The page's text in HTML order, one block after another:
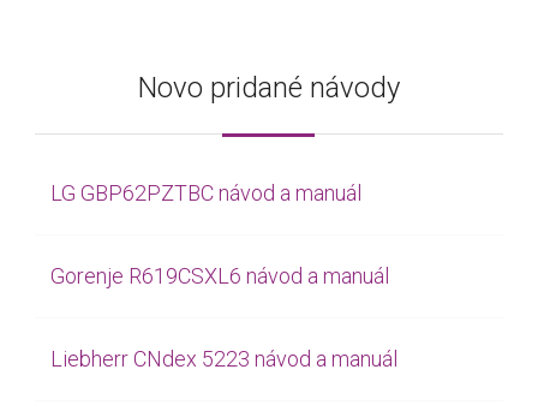
Novo pridané návody
LG GBP62PZTBC návod a manuál
Gorenje R619CSXL6 návod a manuál
Liebherr CNdex 5223 návod a manuál